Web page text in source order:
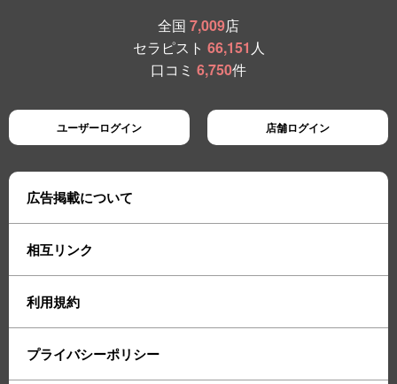
全国 7,009店
セラピスト 66,151 人
口コミ 6,750件
ユーザーログイン 店舗ログイン
広告掲載について
相互リンク
利用規約
プライバシーポリシー